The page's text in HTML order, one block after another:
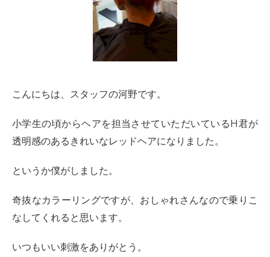
こんにちは、スタッフの河野です。
小学生の頃からヘアを担当させていただいているH君が
透明感のあるきれいなレッドヘアになりました。
というか僕がしました。
奇抜なカラーリングですが、おしゃれさんなので乗りこ
なしてくれると思います。
いつもいい刺激をありがとう。